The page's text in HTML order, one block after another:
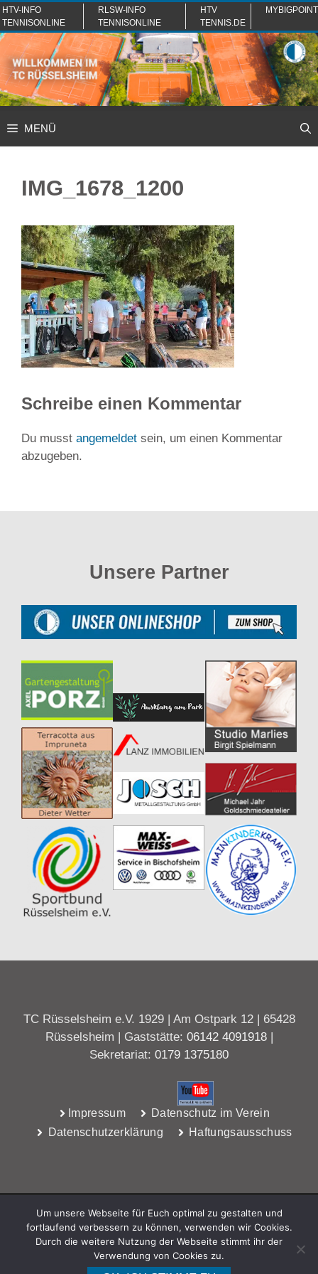
Zum
Inhalt
springen
HTV-INFO
TENNISONLINE
RLSW-INFO
TENNISONLINE
HTV
TENNIS.DE
MYBIGPOINT
MENÜ
IMG_1678_1200
Schreibe einen Kommentar
Du musst angemeldet sein, um einen Kommentar
abzugeben.
Unsere Partner
TC Rüsselsheim e.V. 1929 | Am Ostpark 12 | 65428
Rüsselsheim | Gaststätte: 06142 4091918|
Sekretariat: 0179 1375180
Impressum
Datenschutz im Verein
Datenschutzerklärung
Haftungsausschuss
WebDesign Riedel, Rüsselsheim
Um unsere Webseite für Euch optimal zu gestalten und
fortlaufend verbessern zu können, verwenden wir Cookies.
Durch die weitere Nutzung der Webseite stimmt ihr der
Verwendung von Cookies zu.